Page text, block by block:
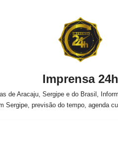
Imprensa 24h
de Aracaju, Sergipe e do Brasil,
Sergipe, previsão do tempo, agenda